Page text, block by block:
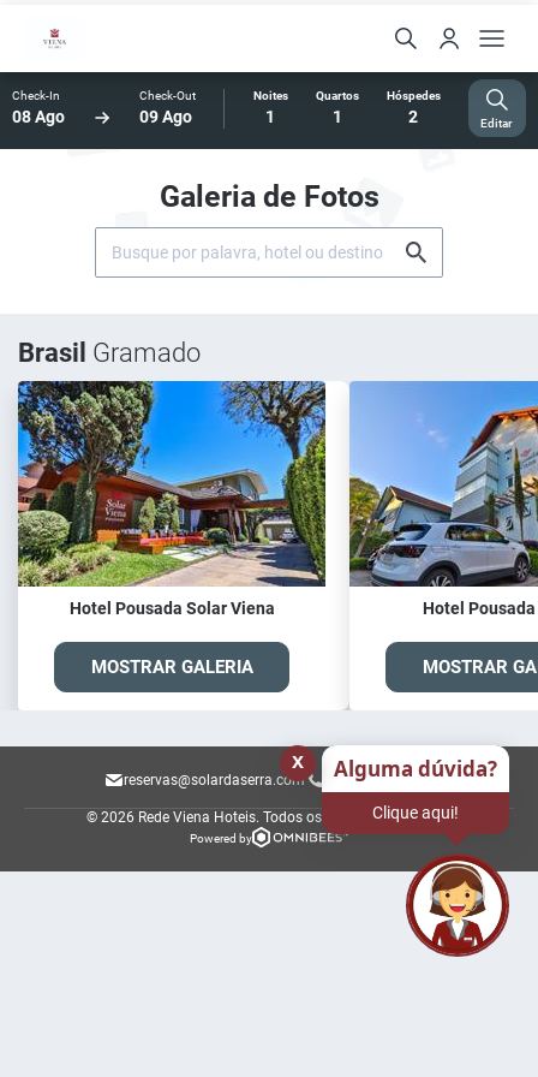
Check-In
08 Ago
Check-Out
09 Ago
Noites
1
Quartos
1
Hóspedes
2 Editar
Galeria de Fotos
Brasil Gramado
Hotel Pousada Solar Viena
MOSTRAR GALERIA
Hotel
MOSTRAR
reservas@solardaserra.com +555432861026
© 2026 Rede Viena Hoteis. Todos os direitos reservados.
Powered by
Alguma dúvida?
Clique aqui!
x